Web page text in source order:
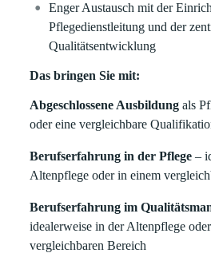
Enger Austausch mit der
Pflegedienstleitung und der
Qualitätsentwicklung
Das bringen Sie mit:
Abgeschlossene Ausbildung als
oder eine vergleichbare
Berufserfahrung in der Pflege –
Altenpflege oder in einem
Berufserfahrung im
idealerweise in der Altenpflege
vergleichbaren Bereich